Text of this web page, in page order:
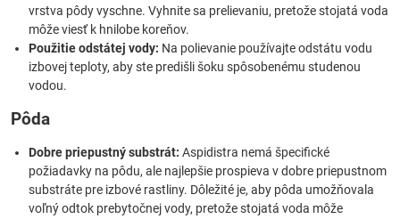
vrstva pôdy vyschne. Vyhnite sa prelievaniu, pretože stojatá voda
môže viesť k hnilobe koreňov.
Použitie odstátej vody: Na polievanie používajte odstátu vodu
izbovej teploty, aby ste predišli šoku spôsobenému studenou
vodou.
Pôda
Dobre priepustný substrát: Aspidistra nemá špecifické
požiadavky na pôdu, ale najlepšie prospieva v dobre priepustnom
substráte pre izbové rastliny. Dôležité je, aby pôda umožňovala
voľný odtok prebytočnej vody, pretože stojatá voda môže